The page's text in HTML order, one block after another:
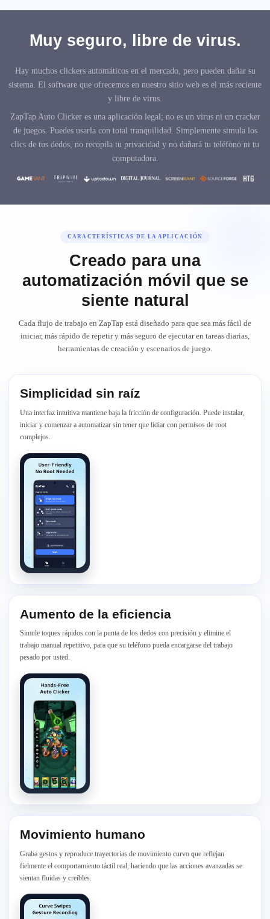
Muy seguro, libre de virus.
Hay muchos clickers automáticos en el mercado, pero pueden dañar su
sistema. El software que ofrecemos en nuestro sitio web es el más reciente
y libre de virus.
ZapTap Auto Clicker es una aplicación legal; no es un virus ni un cracker
de juegos. Puedes usarla con total tranquilidad. Simplemente simula los
clics de tus dedos, no recopila tu privacidad y no dañará tu teléfono ni tu
computadora.
CARACTERÍSTICAS DE LA APLICACIÓN
Creado para una
automatización móvil que se
siente natural
Cada flujo de trabajo en ZapTap está diseñado para que sea más fácil de
iniciar, más rápido de repetir y más seguro de ejecutar en tareas diarias,
herramientas de creación y escenarios de juego.
Simplicidad sin raíz
Una interfaz intuitiva mantiene baja la fricción de configuración. Puede instalar,
iniciar y comenzar a automatizar sin tener que lidiar con permisos de root
complejos.
Aumento de la eficiencia
Simule toques rápidos con la punta de los dedos con precisión y elimine el
trabajo manual repetitivo, para que su teléfono pueda encargarse del trabajo
pesado por usted.
Movimiento humano
Graba gestos y reproduce trayectorias de movimiento curvo que reflejan
fielmente el comportamiento táctil real, haciendo que las acciones avanzadas se
sientan fluidas y creíbles.